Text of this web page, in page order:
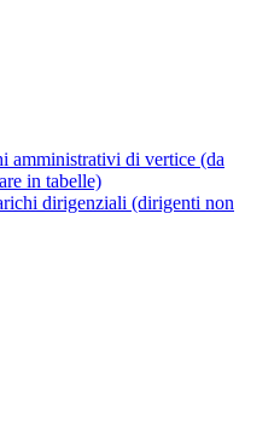
amministrativi di vertice (da
in tabelle)
dirigenziali (dirigenti non